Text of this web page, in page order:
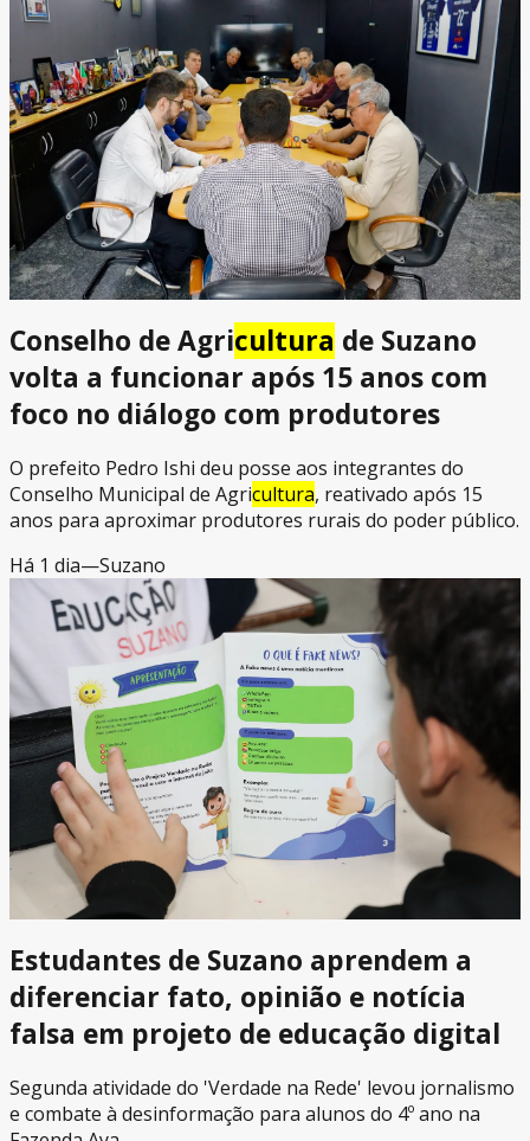
Conselho de Agricultura de Suzano
volta a funcionar após 15 anos com
foco no diálogo com produtores
O prefeito Pedro Ishi deu posse aos integrantes do
Conselho Municipal de Agricultura, reativado após 15
anos para aproximar produtores rurais do poder público.
Há 1 dia—Suzano
Estudantes de Suzano aprendem a
diferenciar fato, opinião e notícia
falsa em projeto de educação digital
Segunda atividade do 'Verdade na Rede' levou jornalismo
e combate à desinformação para alunos do 4º ano na